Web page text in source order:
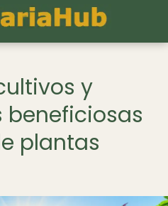
y
plantas